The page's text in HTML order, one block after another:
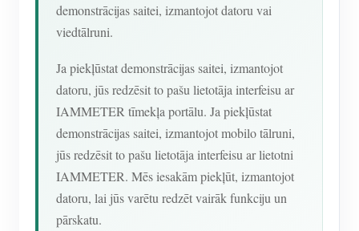
demonstrācijas saitei, izmantojot datoru vai
viedtālruni.
Ja piekļūstat demonstrācijas saitei, izmantojot
datoru, jūs redzēsit to pašu lietotāja interfeisu ar
IAMMETER tīmekļa portālu. Ja piekļūstat
demonstrācijas saitei, izmantojot mobilo tālruni,
jūs redzēsit to pašu lietotāja interfeisu ar lietotni
IAMMETER. Mēs iesakām piekļūt, izmantojot
datoru, lai jūs varētu redzēt vairāk funkciju un
pārskatu.